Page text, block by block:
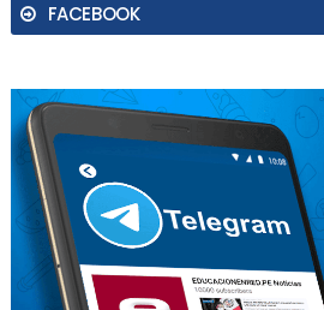
FACEBOOK